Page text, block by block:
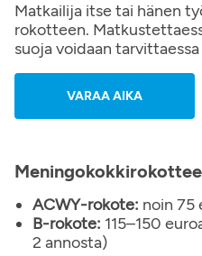
Matkailija itse tai hänen
rokotteen.
suoja voidaan
VARAA AIKA
ACWY-rokote: noin 75
B-rokote: 115–150
2 annosta)